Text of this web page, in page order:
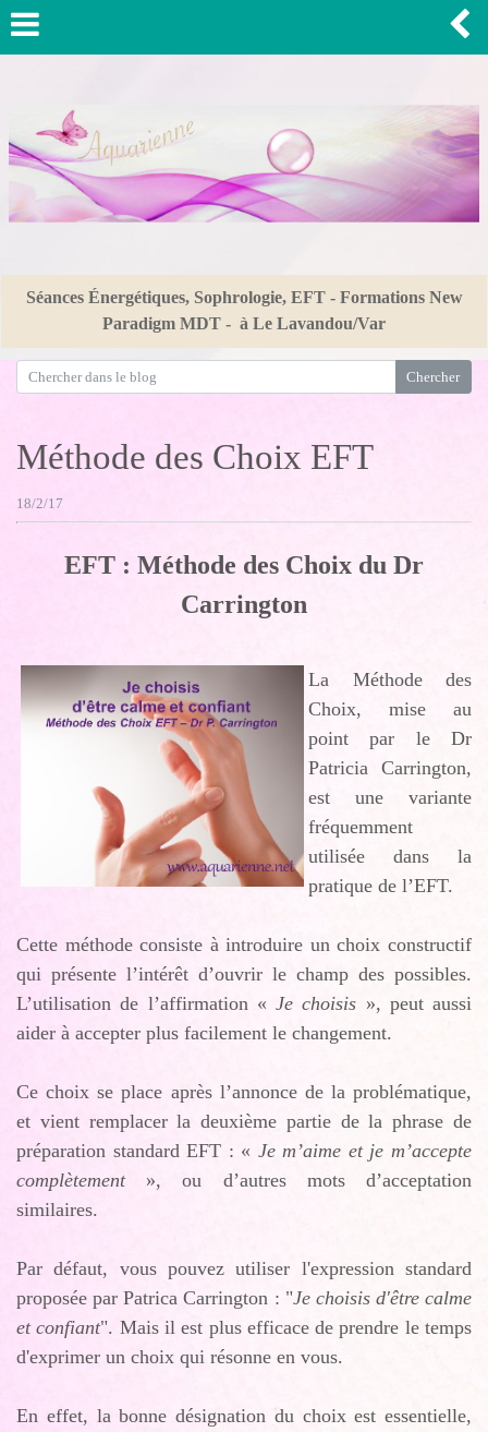
Séances Énergétiques, Sophrologie, EFT - Formations New
Paradigm MDT - à Le Lavandou/Var
Méthode des Choix EFT
18/2/17
EFT : Méthode des Choix du Dr
Carrington
La Méthode des
Choix, mise au
point par le Dr
Patricia Carrington,
est une variante
fréquemment
utilisée dans la
pratique de l’EFT.
Cette méthode consiste à introduire un choix constructif
qui présente l’intérêt d’ouvrir le champ des possibles.
L’utilisation de l’affirmation « Je choisis », peut aussi
aider à accepter plus facilement le changement.
Ce choix se place après l’annonce de la problématique,
et vient remplacer la deuxième partie de la phrase de
préparation standard EFT : « Je m’aime et je m’accepte
complètement», ou d’autres mots d’acceptation
similaires.
Par défaut, vous pouvez utiliser l'expression standard
proposée par Patrica Carrington : "Je choisis d'être calme
et confiant". Mais il est plus efficace de prendre le temps
d'exprimer un choix qui résonne en vous.
En effet, la bonne désignation du choix est essentielle,